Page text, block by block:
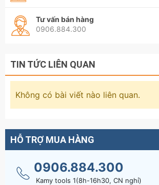
Tư vấn bán hàng
0906.884.300
TIN TỨC LIÊN QUAN
Không có bài viết nào liên quan.
HỖ TRỢ MUA HÀNG
0906.884.300
Kamy tools 1(8h-16h30, CN nghỉ)